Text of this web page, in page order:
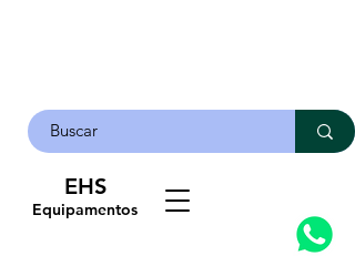
EHS
Equipamentos